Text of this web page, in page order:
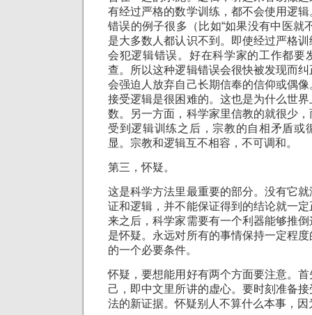
有经过严格的数学训练，都不会使用逻
错误的例子很多（比如“如果没有中医就
是大多数人都认识不到。即使经过严格
会犯逻辑错误。好在科学家的工作都要
查。所以这种逻辑错误会很快被发现而
会强迫人放弃自己长期信奉的信仰或偶
接受逻辑是很困难的。这也是为什么世
数。另一方面，科学家里信教的就很少
受到逻辑训练之后，宗教的自相矛盾或
显。宗教和逻辑互不相容，不可调和。
第三，怀疑。
这是科学方法里最重要的部分。没有它
证和逻辑，并不能保证得到的结论就一
来之后，科学家需要有一个利器能够推
是怀疑。永远对所有的事情保持一定程
的一个必要条件。
怀疑，要想能用好有两个方面要注意。
己，即中文里所讲的虚心。要时刻准备
法的新证据。怀疑别人不算什么本事，因